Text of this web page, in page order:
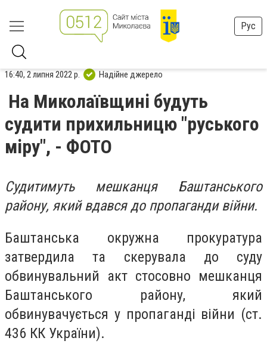
Рус
16:40, 2 липня 2022 р. Надійне джерело
На Миколаївщині будуть
судити прихильницю "руського
міру", - ФОТО
Судитимуть мешканця Баштанського
району, який вдався до пропаганди війни.
Баштанська окружна прокуратура
затвердила та скерувала до суду
обвинувальний акт стосовно мешканця
Баштанського району, який
обвинувачується у пропаганді війни (ст.
436 КК України).